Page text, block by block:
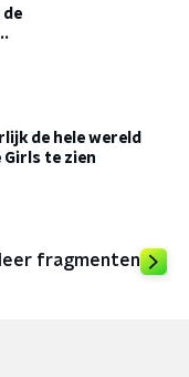
de
de hele wereld
Girls te zien
fragmenten